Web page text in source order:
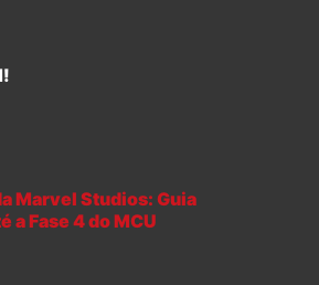
Marvel Studios: Guia
a Fase 4 do MCU